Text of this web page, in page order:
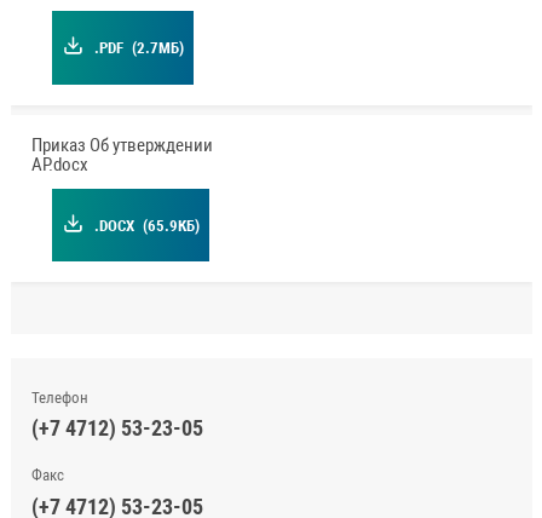
.PDF (2.7МБ)
Приказ Об утверждении
АР.docx
.DOCX (65.9КБ)
Телефон
(+7 4712) 53-23-05
Факс
(+7 4712) 53-23-05